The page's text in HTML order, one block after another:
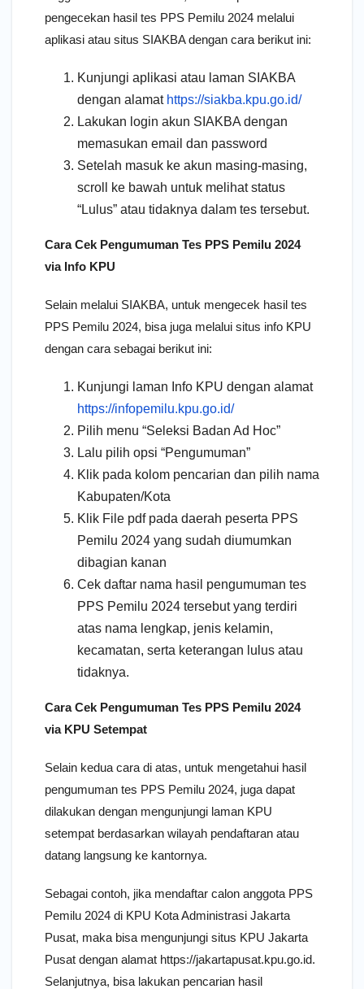
pengecekan hasil tes PPS Pemilu 2024 melalui
aplikasi atau situs SIAKBA dengan cara berikut ini:
Kunjungi aplikasi atau laman SIAKBA
dengan alamat https://siakba.kpu.go.id/
Lakukan login akun SIAKBA dengan
memasukan email dan password
Setelah masuk ke akun masing-masing,
scroll ke bawah untuk melihat status
“Lulus” atau tidaknya dalam tes tersebut.
Cara Cek Pengumuman Tes PPS Pemilu 2024
via Info KPU
Selain melalui SIAKBA, untuk mengecek hasil tes
PPS Pemilu 2024, bisa juga melalui situs info KPU
dengan cara sebagai berikut ini:
Kunjungi laman Info KPU dengan alamat
https://infopemilu.kpu.go.id/
Pilih menu “Seleksi Badan Ad Hoc”
Lalu pilih opsi “Pengumuman”
Klik pada kolom pencarian dan pilih nama
Kabupaten/Kota
Klik File pdf pada daerah peserta PPS
Pemilu 2024 yang sudah diumumkan
dibagian kanan
Cek daftar nama hasil pengumuman tes
PPS Pemilu 2024 tersebut yang terdiri
atas nama lengkap, jenis kelamin,
kecamatan, serta keterangan lulus atau
tidaknya.
Cara Cek Pengumuman Tes PPS Pemilu 2024
via KPU Setempat
Selain kedua cara di atas, untuk mengetahui hasil
pengumuman tes PPS Pemilu 2024, juga dapat
dilakukan dengan mengunjungi laman KPU
setempat berdasarkan wilayah pendaftaran atau
datang langsung ke kantornya.
Sebagai contoh, jika mendaftar calon anggota PPS
Pemilu 2024 di KPU Kota Administrasi Jakarta
Pusat, maka bisa mengunjungi situs KPU Jakarta
Pusat dengan alamat https://jakartapusat.kpu.go.id.
Selanjutnya, bisa lakukan pencarian hasil